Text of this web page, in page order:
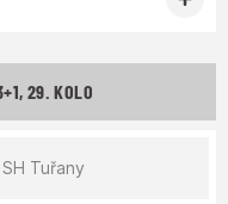
29. KOLO
SH Tuřany